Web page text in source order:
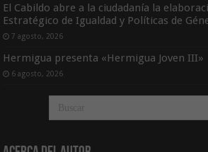
El Cabildo abre a la ciudadanía la
Estratégico de Igualdad y Políticas de
7 agosto, 2026
Hermigua presenta «Hermigua Joven III»
6 agosto, 2026